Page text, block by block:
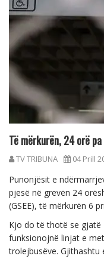
Të mërkurën, 24 orë
TV TRIBUNA 04 Prill
Punonjësit e
pjesë në grevën 24
(GSEE), të mërkurën 6
Kjo do të thotë se gjatë
funksionojnë linjat e
trolejbusëve. Gjithashtu